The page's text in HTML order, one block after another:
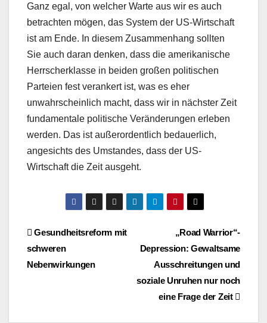
Ganz egal, von welcher Warte aus wir es auch
betrachten mögen, das System der US-Wirtschaft
ist am Ende. In diesem Zusammenhang sollten
Sie auch daran denken, dass die amerikanische
Herrscherklasse in beiden großen politischen
Parteien fest verankert ist, was es eher
unwahrscheinlich macht, dass wir in nächster Zeit
fundamentale politische Veränderungen erleben
werden. Das ist außerordentlich bedauerlich,
angesichts des Umstandes, dass der US-
Wirtschaft die Zeit ausgeht.
Beitragsnavigation„Road Warrior“-
Depression: Gewaltsame
Ausschreitungen und
soziale Unruhen nur noch
eine Frage der Zeit
Gesundheitsreform mit
schweren
Nebenwirkungen